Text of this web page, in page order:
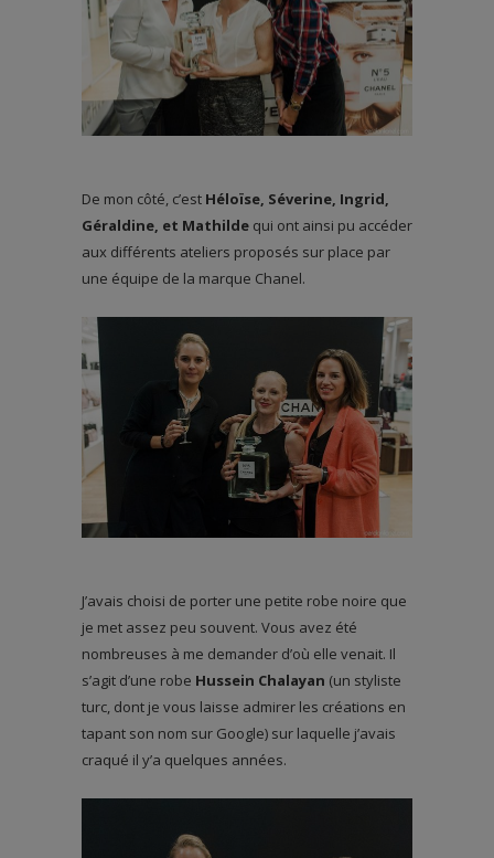
De mon côté, c’est Héloïse, Séverine, Ingrid,
Géraldine, et Mathilde qui ont ainsi pu accéder
aux différents ateliers proposés sur place par
une équipe de la marque Chanel.
J’avais choisi de porter une petite robe noire que
je met assez peu souvent. Vous avez été
nombreuses à me demander d’où elle venait. Il
s’agit d’une robe Hussein Chalayan (un styliste
turc, dont je vous laisse admirer les créations en
tapant son nom sur Google) sur laquelle j’avais
craqué il y’a quelques années.